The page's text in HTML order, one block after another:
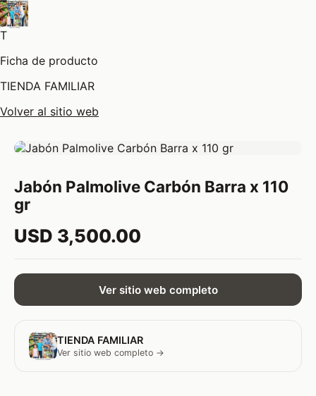
T
Ficha de producto
TIENDA FAMILIAR
Volver al sitio web
Jabón Palmolive Carbón Barra x 110
gr
USD 3,500.00
Ver sitio web completo
TIENDA FAMILIAR
Ver sitio web completo →